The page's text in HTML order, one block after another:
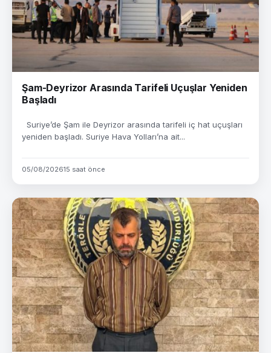
Şam-Deyrizor Arasında Tarifeli Uçuşlar Yeniden
Başladı
Suriye’de Şam ile Deyrizor arasında tarifeli iç hat uçuşları
yeniden başladı. Suriye Hava Yolları’na ait...
05/08/202615 saat önce